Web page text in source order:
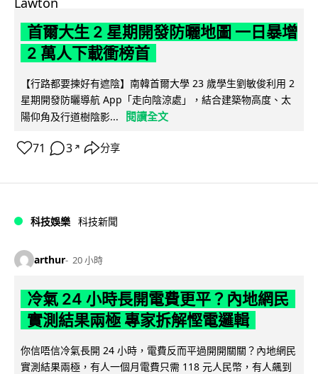
首爾大生 2 星期開發防曬地圖 一日暴增
2 萬人下載衝榜首
【行路都要揀好有遮陰】南韓首爾大學 23 歲學生劉敏俊利用 2
星期開發防曬導航 App「走向陰涼處」，結合建築物高度、太
陽仰角及行道樹陰影...
閱讀全文
71 3 ↗ 分享
科技娛樂 科技新聞
arthur 20 小時
冷氣 24 小時長開電費更平？內地網民
實測結果兩極 專家拆解慳電邏輯
你信唔信冷氣長開 24 小時，電費反而平過開開關關？內地網民
實測結果兩極，有人一個月電費只需 118 元人民幣，有人飆到